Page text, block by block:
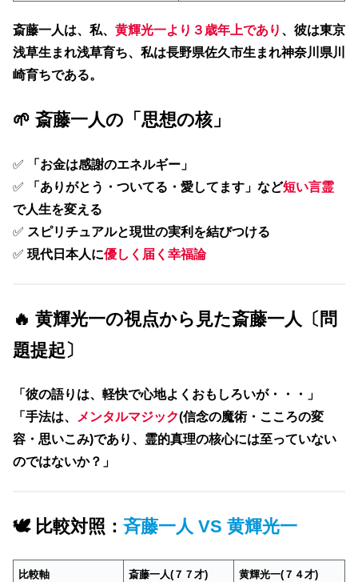
斎藤一人は、私、 黄輝光一より３歳年上であり 、彼は東京
浅草生まれ浅草育ち、私は長野県佐久市生まれ神奈川県川
崎育ちである。
🌱 斎藤一人の「思想の核」
✅
「お金は感謝のエネルギー」
✅
「ありがとう・ついてる・愛してます」など短い言霊
で人生を変える
✅ スピリチュアルと現世の実利を結びつける
✅ 現代日本人に優しく届く幸福論
🔥 黄輝光一の視点から見た斎藤一人〔問
題提起〕
「彼の語りは、軽快で心地よくおもしろいが・・・」
「手法は、
メンタルマジック(信念の魔術・こころの変
容・思いこみ)であり、霊的真理の核心には至っていない
のではないか？」
🕊 比較対照：斉藤一人 VS 黄輝光一
比較軸 斎藤一人(７７才) 黄輝光一(７４才)